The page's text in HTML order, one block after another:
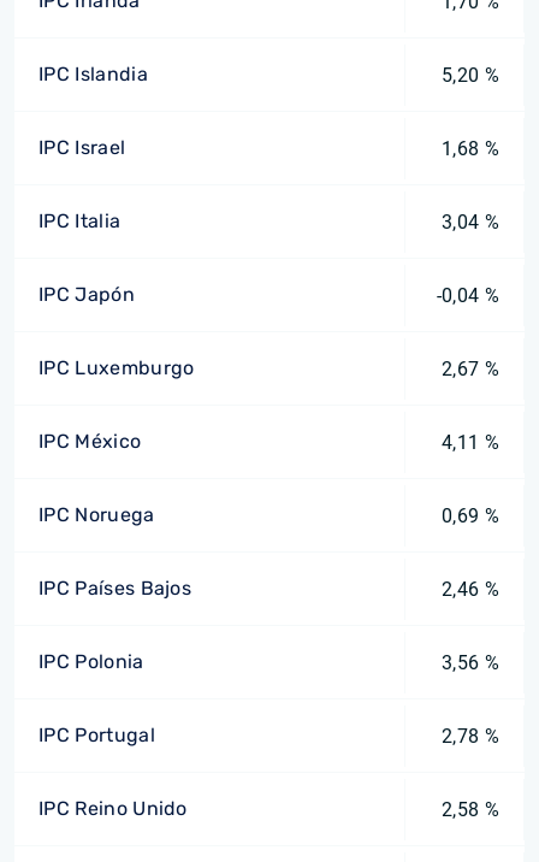
IPC Islandia 5,20 %
IPC Israel 1,68 %
IPC Italia 3,04 %
IPC Japón -0,04 %
IPC Luxemburgo 2,67 %
IPC México 4,11 %
IPC Noruega 0,69 %
IPC Países Bajos 2,46 %
IPC Polonia 3,56 %
IPC Portugal 2,78 %
IPC Reino Unido 2,58 %